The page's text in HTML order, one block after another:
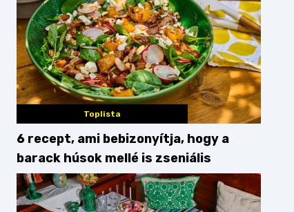
Toplista
6 recept, ami bebizonyítja, hogy a
barack húsok mellé is zseniális